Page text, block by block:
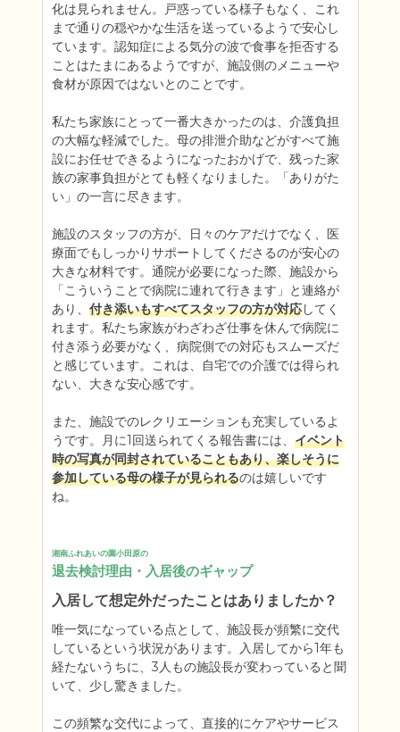
化は見られません。戸惑っている様子もなく、これ
まで通りの穏やかな生活を送っているようで安心し
ています。認知症による気分の波で食事を拒否する
ことはたまにあるようですが、施設側のメニューや
食材が原因ではないとのことです。
私たち家族にとって一番大きかったのは、介護負担
の大幅な軽減でした。母の排泄介助などがすべて施
設にお任せできるようになったおかげで、残った家
族の家事負担がとても軽くなりました。「ありがた
い」の一言に尽きます。
施設のスタッフの方が、日々のケアだけでなく、医
療面でもしっかりサポートしてくださるのが安心の
大きな材料です。通院が必要になった際、施設から
「こういうことで病院に連れて行きます」と連絡が
あり、 付き添いもすべてスタッフの方が対応してく
れます。私たち家族がわざわざ仕事を休んで病院に
付き添う必要がなく、病院側での対応もスムーズだ
と感じています。これは、自宅での介護では得られ
ない、大きな安心感です。
また、施設でのレクリエーションも充実しているよ
うです。月に1回送られてくる報告書には、 イベント
時の写真が同封されていることもあり、楽しそうに
参加している母の様子が見られるのは嬉しいです
湘南ふれあいの園小田原の
退去検討理由・入居後のギャップ
入居して想定外だったことはありましたか？
唯一気になっている点として、施設長が頻繁に交代
しているという状況があります。入居してから1年も
経たないうちに、3人もの施設長が変わっていると聞
いて、少し驚きました。
この頻繁な交代によって、直接的にケアやサービス